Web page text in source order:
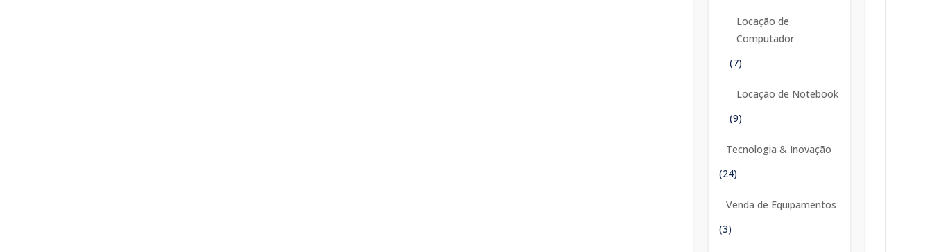
Locação de
Computador
(7)
Locação de Notebook
(9)
Tecnologia & Inovação
(24)
Venda de Equipamentos
(3)